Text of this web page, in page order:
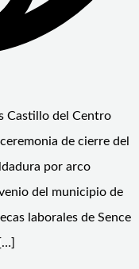
Castillo del Centro
de cierre del
por arco
del municipio de
laborales de Sence